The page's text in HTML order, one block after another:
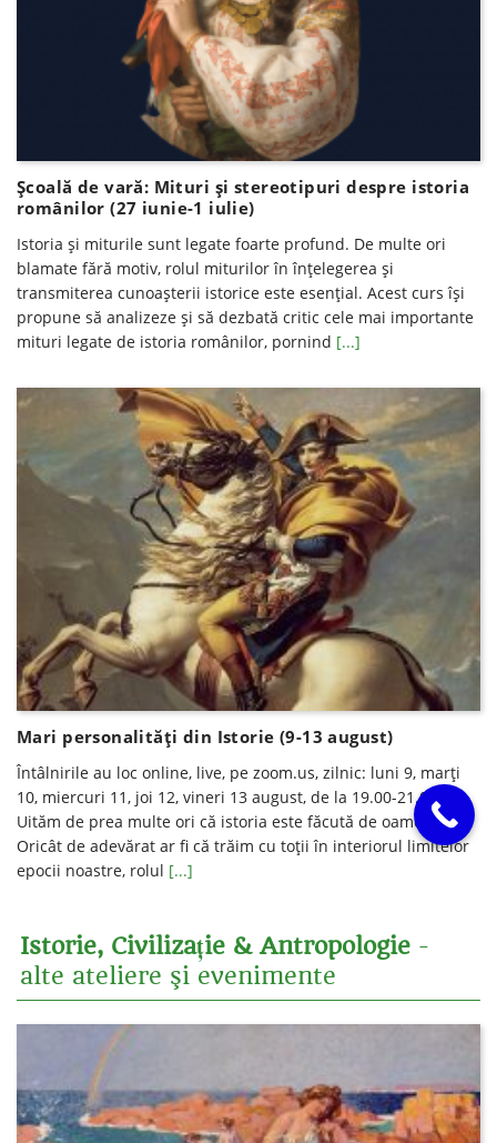
Școală de vară: Mituri și stereotipuri despre istoria
românilor (27 iunie-1 iulie)
Istoria și miturile sunt legate foarte profund. De multe ori
blamate fără motiv, rolul miturilor în înțelegerea și
transmiterea cunoașterii istorice este esențial. Acest curs își
propune să analizeze și să dezbată critic cele mai importante
mituri legate de istoria românilor, pornind [...]
Mari personalități din Istorie (9-13 august)
Întâlnirile au loc online, live, pe zoom.us, zilnic: luni 9, marţi
10, miercuri 11, joi 12, vineri 13 august, de la 19.00-21.00.
Uităm de prea multe ori că istoria este făcută de oameni.
Oricât de adevărat ar fi că trăim cu toții în interiorul limitelor
epocii noastre, rolul [...]
Istorie, Civilizație & Antropologie -
alte ateliere şi evenimente